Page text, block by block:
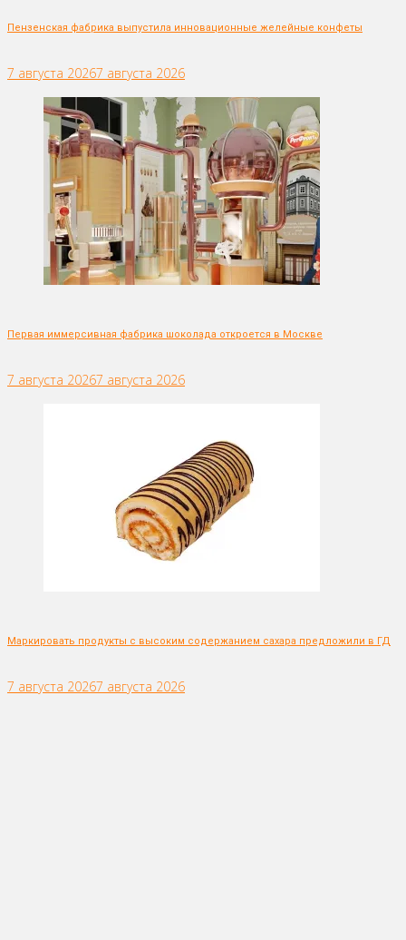
Пензенская фабрика выпустила инновационные желейные конфеты
7 августа 20267 августа 2026
Первая иммерсивная фабрика шоколада откроется в Москве
7 августа 20267 августа 2026
Маркировать продукты с высоким содержанием сахара предложили в ГД
7 августа 20267 августа 2026